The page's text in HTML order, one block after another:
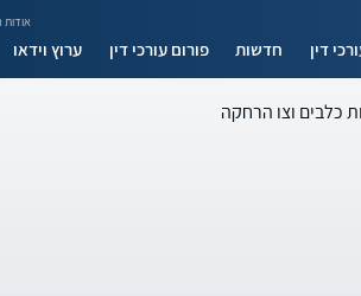
דין חדשות פורום עורכי דין ערוץ וידאו
כלבים וצו הרחקה